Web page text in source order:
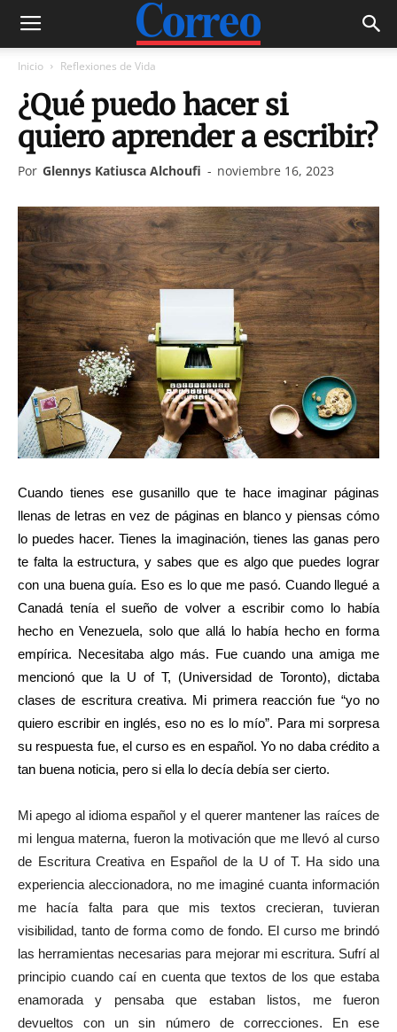
Inicio Reflexiones de Vida
¿Qué puedo hacer si
quiero aprender a escribir?
Por Glennys Katiusca Alchoufi - noviembre 16, 2023
Cuando tienes ese gusanillo que te hace imaginar páginas
llenas de letras en vez de páginas en blanco y piensas cómo
lo puedes hacer. Tienes la imaginación, tienes las ganas pero
te falta la estructura, y sabes que es algo que puedes lograr
con una buena guía. Eso es lo que me pasó. Cuando llegué a
Canadá tenía el sueño de volver a escribir como lo había
hecho en Venezuela, solo que allá lo había hecho en forma
empírica. Necesitaba algo más. Fue cuando una amiga me
mencionó que la U of T, (Universidad de Toronto), dictaba
clases de escritura creativa. Mi primera reacción fue “yo no
quiero escribir en inglés, eso no es lo mío”. Para mi sorpresa
su respuesta fue, el curso es en español. Yo no daba crédito a
tan buena noticia, pero si ella lo decía debía ser cierto.
Mi apego al idioma español y el querer mantener las raíces de
mi lengua materna, fueron la motivación que me llevó al curso
de Escritura Creativa en Español de la U of T. Ha sido una
experiencia aleccionadora, no me imaginé cuanta información
me hacía falta para que mis textos crecieran, tuvieran
visibilidad, tanto de forma como de fondo. El curso me brindó
las herramientas necesarias para mejorar mi escritura. Sufrí al
principio cuando caí en cuenta que textos de los que estaba
enamorada y pensaba que estaban listos, me fueron
devueltos con un sin número de correcciones. En ese